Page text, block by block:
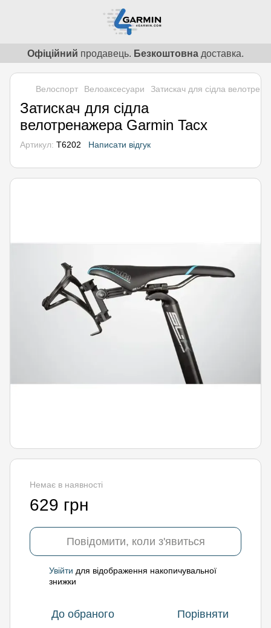
Офіційний продавець. Безкоштовна доставка.
Велоспорт Велоаксесуари Затискач для сідла
Затискач для сідла
велотренажера Garmin Tacx
Артикул: T6202 Написати відгук
Немає в наявності
629 грн
Повідомити, коли з'явиться
Увійти для відображення накопичувальної
знижки
До обраного Порівняти